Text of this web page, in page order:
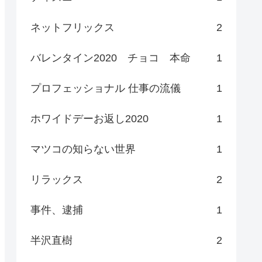
ネットフリックス 2
バレンタイン2020 チョコ 本命 1
プロフェッショナル 仕事の流儀 1
ホワイドデーお返し2020 1
マツコの知らない世界 1
リラックス 2
事件、逮捕 1
半沢直樹 2